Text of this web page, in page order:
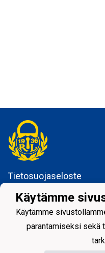
Tietosuojaseloste
Rauman Lukko ry
Kuninkaankatu 3
26100 Rauma
Käytämme
Käytämme
parantamiseksi sekä